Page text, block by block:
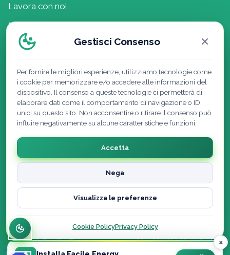
Lavora con noi
Politica della Qualità
Cookie Policy | Privacy Policy | Note Legali
|
Recedi dal contratto qui
Dichiarazione di accessibilità
© 2026 Facile.Energy powered by Utility Hub S.r.l. ·
Gestisci Consenso
Per fornire le migliori esperienze, utilizziamo tecnologie come
i cookie per memorizzare e/o accedere alle informazioni del
dispositivo. Il consenso a queste tecnologie ci permetterà di
elaborare dati come il comportamento di navigazione o ID
unici su questo sito. Non acconsentire o ritirare il consenso può
influire negativamente su alcune caratteristiche e funzioni.
Accetta
Nega
Visualizza le preferenze
Cookie PolicyPrivacy Policy
×